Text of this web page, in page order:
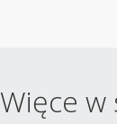
Więce